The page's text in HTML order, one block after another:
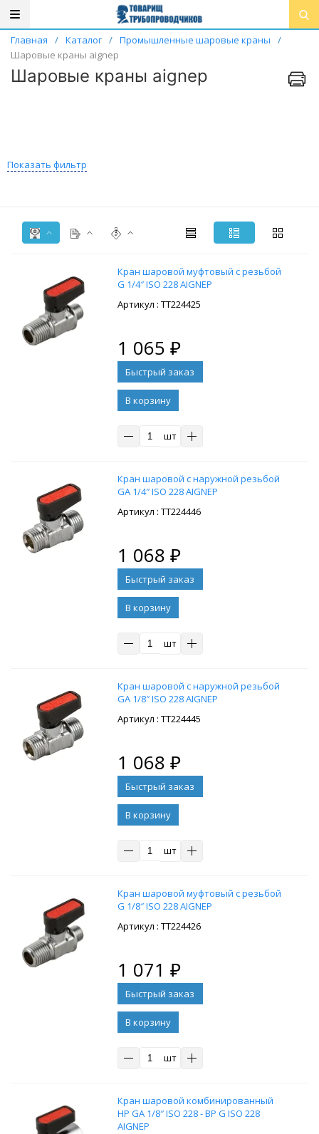
Главная / Каталог / Промышленные шаровые краны
/
Шаровые краны aignep
Шаровые краны aignep
Показать фильтр
Кран шаровой муфтовый с резьбой
G 1/4″ ISO 228 AIGNEP
: ТТ224425
1 065 ₽
В корзину
шт
Кран шаровой с наружной резьбой
GA 1/4″ ISO 228 AIGNEP
: ТТ224446
1 068 ₽
В корзину
шт
Кран шаровой с наружной резьбой
GA 1/8″ ISO 228 AIGNEP
: ТТ224445
1 068 ₽
В корзину
шт
Кран шаровой муфтовый с резьбой
G 1/8″ ISO 228 AIGNEP
: ТТ224426
1 071 ₽
В корзину
шт
Кран шаровой комбинированный
НР GA 1/8″ ISO 228 - ВР G ISO 228
AIGNEP